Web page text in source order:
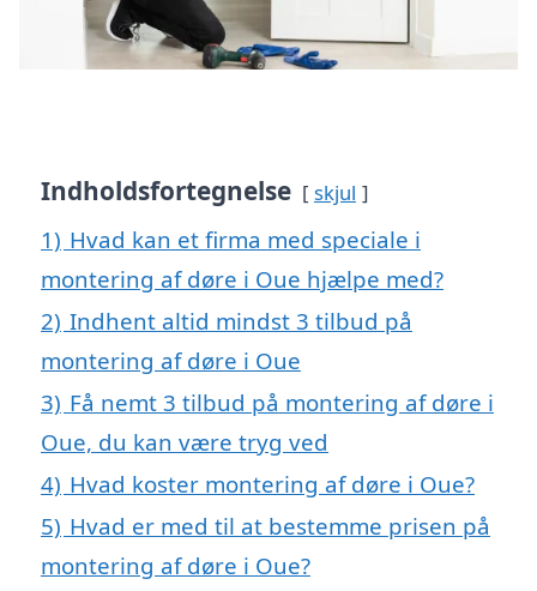
Indholdsfortegnelse skjul
1) Hvad kan et firma med speciale i
montering af døre i Oue hjælpe med?
2) Indhent altid mindst 3 tilbud på
montering af døre i Oue
3) Få nemt 3 tilbud på montering af døre i
Oue, du kan være tryg ved
4) Hvad koster montering af døre i Oue?
5) Hvad er med til at bestemme prisen på
montering af døre i Oue?